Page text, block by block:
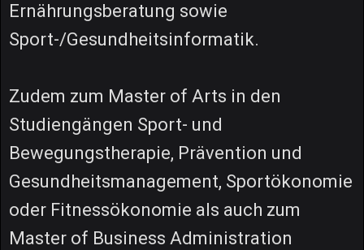
Ernährungsberatung sowie
Sport-/Gesundheitsinformatik.
Zudem zum Master of Arts in den
Studiengängen Sport- und
Bewegungstherapie, Prävention und
Gesundheitsmanagement, Sportökonomie
oder Fitnessökonomie als auch zum
Master of Business Administration